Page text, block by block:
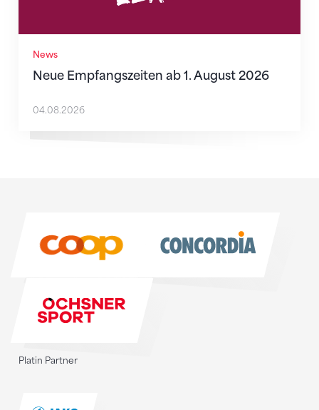
News
Neue Empfangszeiten ab 1. August 2026
04.08.2026
Platin Partner